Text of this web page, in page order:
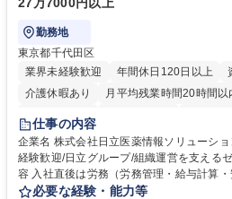
勤務地
東京都千代田区
業界未経験歓迎
年間休日120日以上
介護休暇あり
月平均残業時間20時間以
住宅手当あり
育休あり
完全週休2日制 交通費支給
仕事の内容
企業名 株式会社日立医薬情報ソリューションズ 求人名 【総務・
経験歓迎/日立グループ/組織運営を支えるゼネラ
容 入社直後は労務（労務管理・給与計算
任せいたします。将来は総務・採用・教育
必要な経験・能力等